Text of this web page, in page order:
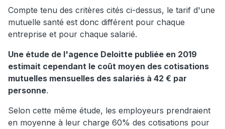
Compte tenu des critères cités ci-dessus, le tarif d'une
mutuelle santé est donc différent pour chaque
entreprise et pour chaque salarié.
Une étude de l'agence Deloitte publiée en 2019
estimait cependant le coût moyen des cotisations
mutuelles mensuelles des salariés à 42 € par
personne.
Selon cette même étude, les employeurs prendraient
en moyenne à leur charge 60% des cotisations pour